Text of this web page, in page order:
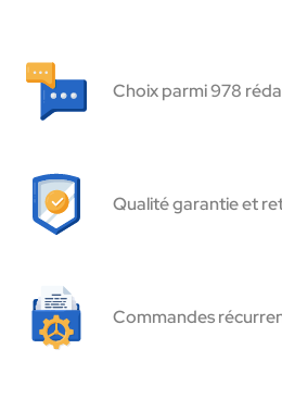
Choix parmi 978
Qualité garantie et
Commandes